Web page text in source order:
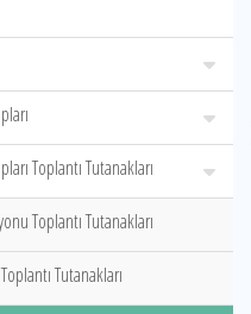
Toplantı Tutanakları
Toplantı Tutanakları
Tutanakları